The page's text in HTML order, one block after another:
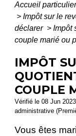
Accueil
> Impôt sur le
déclarer > Impôt
couple marié ou
IMPÔT
COUPLE
Vérifié le 08 Jun
administrative
Vous êtes